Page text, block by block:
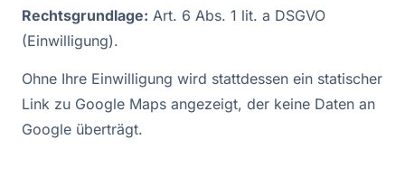
Rechtsgrundlage: Art. 6 Abs. 1 lit. a DSGVO
(Einwilligung).
Ohne Ihre Einwilligung wird stattdessen ein statischer
Link zu Google Maps angezeigt, der keine Daten an
Google überträgt.